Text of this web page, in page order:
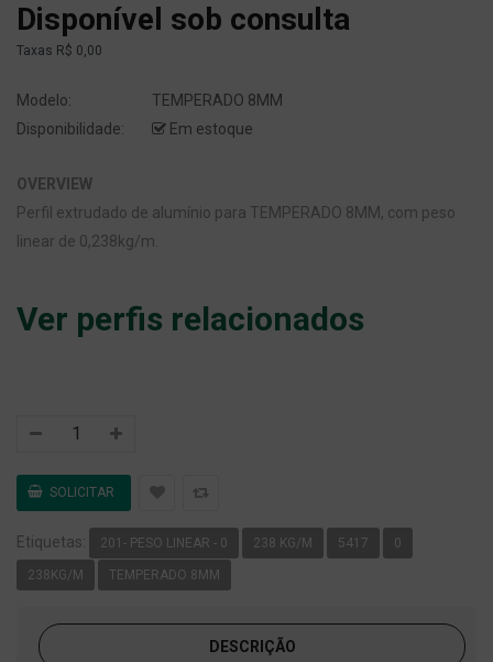
Disponível sob consulta
Taxas R$ 0,00
Modelo:
TEMPERADO 8MM
Disponibilidade:
Em estoque
OVERVIEW
Perfil extrudado de alumínio para TEMPERADO 8MM, com peso
linear de 0,238kg/m.
Ver perfis relacionados
Etiquetas: 201- PESO LINEAR - 0 238 KG/M 5417 0
238KG/M TEMPERADO 8MM
DESCRIÇÃO